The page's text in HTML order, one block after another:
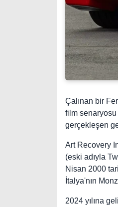
Çalınan bir
film senaryosu
gerçekleşen
Art Recovery
(eski adıyla
Nisan 2000
İtalya'nın
2024 yılına